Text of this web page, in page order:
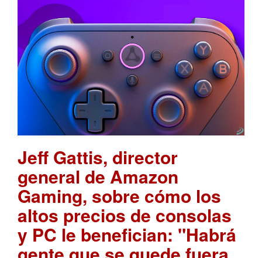
Jeff Gattis, director
general de Amazon
Gaming, sobre cómo los
altos precios de consolas
y PC le benefician: "Habrá